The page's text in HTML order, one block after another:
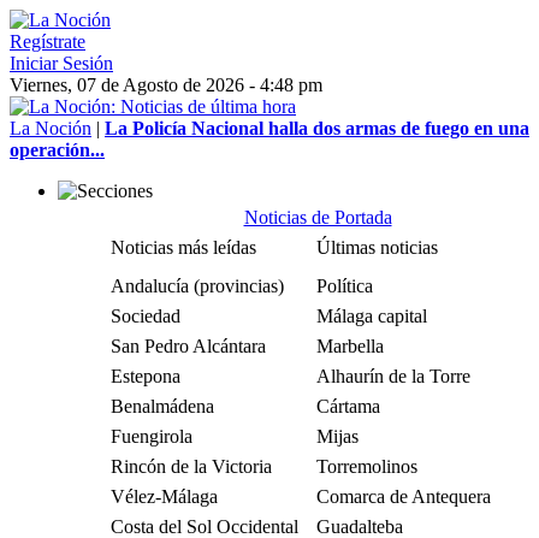
Regístrate
Iniciar Sesión
Viernes, 07 de Agosto de 2026 - 4:48 pm
La Noción | La Policía Nacional halla dos armas de fuego en una
operación...
Noticias de Portada
Noticias más leídas
Últimas noticias
Andalucía (provincias)
Política
Sociedad
Málaga capital
San Pedro Alcántara
Marbella
Estepona
Alhaurín de la Torre
Benalmádena
Cártama
Fuengirola
Mijas
Rincón de la Victoria
Torremolinos
Vélez-Málaga
Comarca de Antequera
Costa del Sol Occidental
Guadalteba